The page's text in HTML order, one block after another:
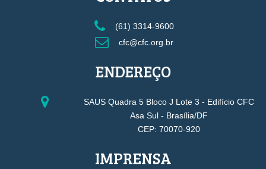
(61) 3314-9600
cfc@cfc.org.br
ENDEREÇO
SAUS Quadra 5 Bloco J Lote 3 - Edifício CFC
Asa Sul - Brasília/DF
CEP: 70070-920
IMPRENSA